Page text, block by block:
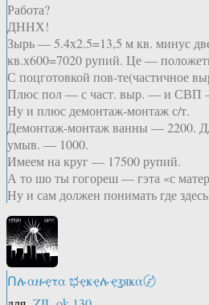
Работа?
ДННХ!
Зырь — 5.4х2.5=13,5 м кв. минус
кв.х600=7020 рупий. Це —
С поцготовкой пов-те(частичное
Плюс пол — с част. выр. — и СВП
Ну и плюс демонтаж-монтаж с/т.
Демонтаж-монтаж ванны — 2200.
умыв. — 1000.
Имеем на круг — 17500 рупий.
А то шо ты гогореш — гэта «с
Ну и сам должен понимать где
Ոሉαዙҿτα ಭҿҝҿሉҿʓяҝα〄